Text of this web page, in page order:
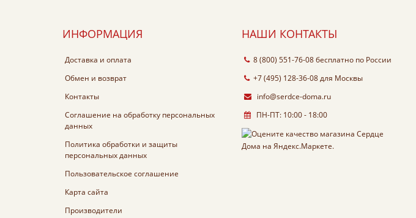
ИНФОРМАЦИЯ
Доставка и оплата
Обмен и возврат
Контакты
Соглашение на обработку персональных
данных
Политика обработки и защиты
персональных данных
Пользовательское соглашение
Карта сайта
Производители
НАШИ КОНТАКТЫ
8 (800) 551-76-08бесплатно по России
+7 (495) 128-36-08для Москвы
info@serdce-doma.ru
ПН-ПТ: 10:00 - 18:00